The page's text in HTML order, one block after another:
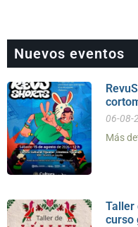
Nuevos eventos
06-08-
Más
Taller
curso